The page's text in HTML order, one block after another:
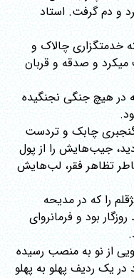
و دم گرفت. استاد
خدمتگزاری چالاک و
میکرد و صدقه و قربان
در هیچ جنگی نجنگیده
گنجبری چابک و تردست
جیب‌هایش را از پول
تظاهر فقر، لب‌هایش
را که در مدیحه
بود و فرمانروای
از نو به منصب رسیده
یک ردیف پهلو به پهلو